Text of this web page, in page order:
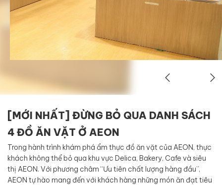
[MỚI NHẤT] ĐỪNG BỎ QUA DANH SÁCH
4 ĐỒ ĂN VẶT Ở AEON
Trong hành trình khám phá ẩm thực đồ ăn vặt của AEON, thực
khách không thể bỏ qua khu vực Delica, Bakery, Cafe và siêu
thị AEON. Với phương châm “Ưu tiên chất lượng hàng đầu”,
AEON tự hào mang đến với khách hàng những món ăn đạt tiêu